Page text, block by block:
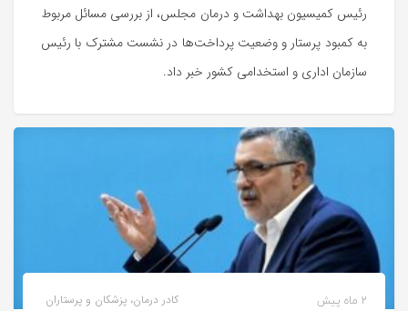
رئیس کمیسیون بهداشت و درمان مجلس، از بررسی مسائل مربوط
به کمبود پرستار و وضعیت پرداخت‌ها در نشست مشترک با رئیس
سازمان اداری و استخدامی کشور خبر داد.
کادر درمان، پزشکان و پرستاران 2 ماه پیش